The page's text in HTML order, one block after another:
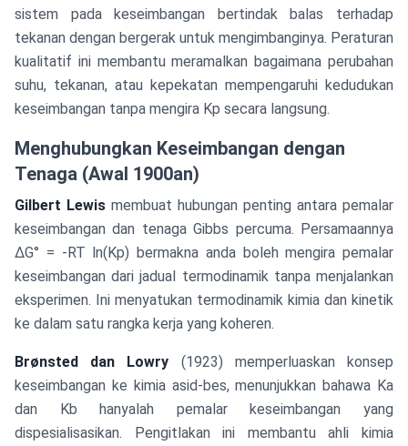
sistem pada keseimbangan bertindak balas terhadap
tekanan dengan bergerak untuk mengimbanginya. Peraturan
kualitatif ini membantu meramalkan bagaimana perubahan
suhu, tekanan, atau kepekatan mempengaruhi kedudukan
keseimbangan tanpa mengira Kp secara langsung.
Menghubungkan Keseimbangan dengan
Tenaga (Awal 1900an)
Gilbert Lewis membuat hubungan penting antara pemalar
keseimbangan dan tenaga Gibbs percuma. Persamaannya
ΔG° = -RT ln(Kp) bermakna anda boleh mengira pemalar
keseimbangan dari jadual termodinamik tanpa menjalankan
eksperimen. Ini menyatukan termodinamik kimia dan kinetik
ke dalam satu rangka kerja yang koheren.
Brønsted dan Lowry (1923) memperluaskan konsep
keseimbangan ke kimia asid-bes, menunjukkan bahawa Ka
dan Kb hanyalah pemalar keseimbangan yang
dispesialisasikan. Pengitlakan ini membantu ahli kimia